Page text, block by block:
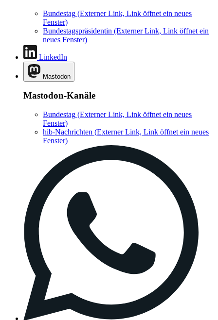
Bundestag (Externer Link, Link öffnet ein neues
Fenster)
Bundestagspräsidentin (Externer Link, Link öffnet ein
neues Fenster)
LinkedIn
Mastodon
Mastodon-Kanäle
Bundestag (Externer Link, Link öffnet ein neues
Fenster)
hib-Nachrichten (Externer Link, Link öffnet ein neues
Fenster)